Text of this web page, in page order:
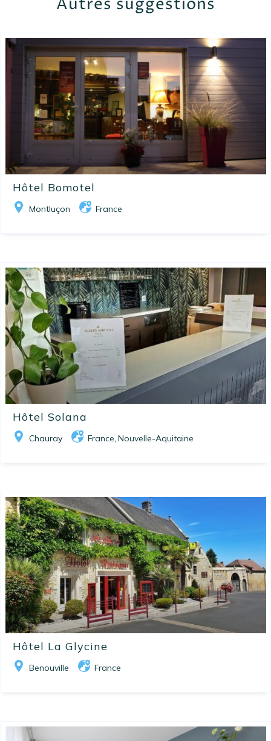
Autres suggestions
Hôtel Bomotel
Montluçon France
Hôtel Solana
Chauray France, Nouvelle-Aquitaine
Hôtel La Glycine
Benouville France